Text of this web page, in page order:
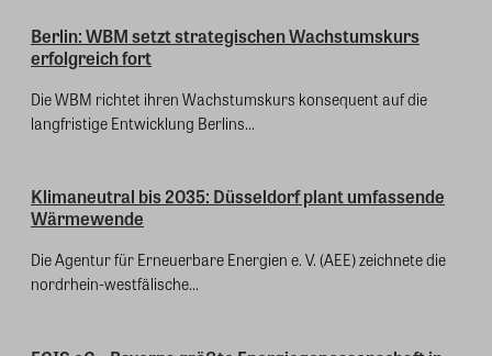
Berlin: WBM setzt strategischen Wachstumskurs
erfolgreich fort
Die WBM richtet ihren Wachstumskurs konsequent auf die
langfristige Entwicklung Berlins...
Klimaneutral bis 2035: Düsseldorf plant umfassende
Wärmewende
Die Agentur für Erneuerbare Energien e. V. (AEE) zeichnete die
nordrhein-westfälische...